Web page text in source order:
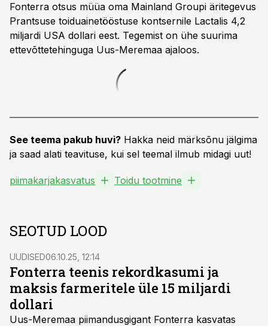
Fonterra otsus müüa oma Mainland Groupi äritegevus
Prantsuse toiduainetööstuse kontsernile Lactalis 4,2
miljardi USA dollari eest. Tegemist on ühe suurima
ettevõttetehinguga Uus-Meremaa ajaloos.
See teema pakub huvi? Hakka neid märksõnu jälgima
ja saad alati teavituse, kui sel teemal ilmub midagi uut!
piimakarjakasvatus Toidu tootmine
SEOTUD LOOD
UUDISED06.10.25, 12:14
Fonterra teenis rekordkasumi ja
maksis farmeritele üle 15 miljardi
dollari
Uus-Meremaa piimandusgigant Fonterra kasvatas